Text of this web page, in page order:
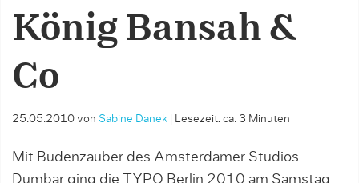
König Bansah &
Co
25.05.2010 von Sabine Danek Lesezeit: ca. 3 Minuten
Mit Budenzauber des Amsterdamer Studios
Dumbar ging die TYPO Berlin 2010 am Samstag